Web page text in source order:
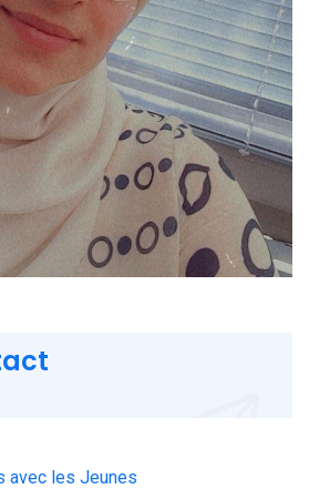
avec les Jeunes